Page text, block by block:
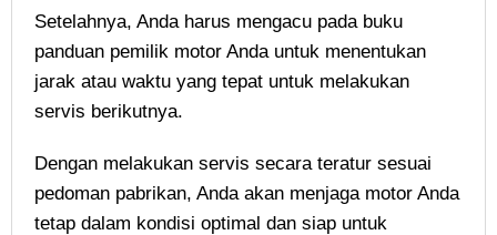
Setelahnya, Anda harus mengacu pada buku
panduan pemilik motor Anda untuk menentukan
jarak atau waktu yang tepat untuk melakukan
servis berikutnya.
Dengan melakukan servis secara teratur sesuai
pedoman pabrikan, Anda akan menjaga motor Anda
tetap dalam kondisi optimal dan siap untuk